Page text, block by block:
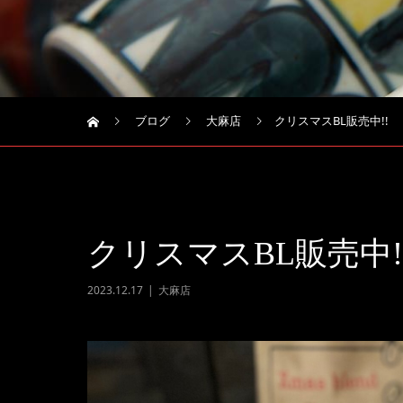
ブログ 大麻店 クリスマスBL販売中!!
クリスマスBL販売中
2023.12.17 大麻店